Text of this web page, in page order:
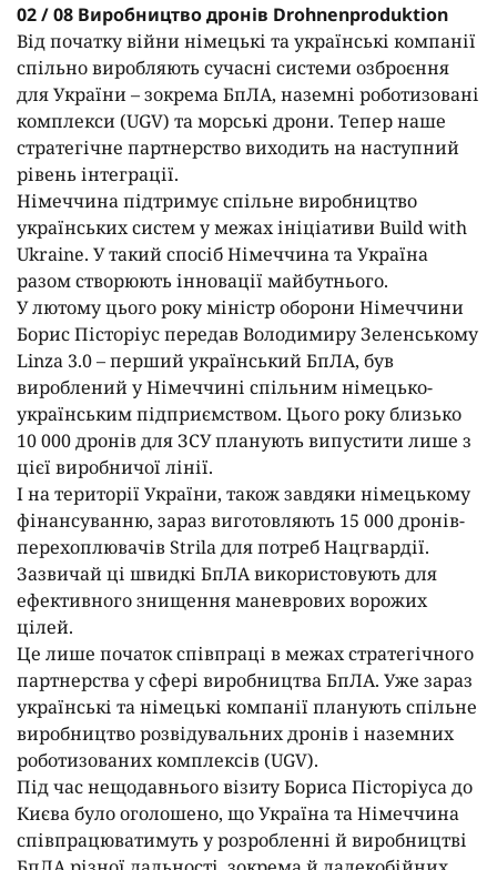
02 / 08 Виробництво дронів Drohnenproduktion
Від початку війни німецькі та українські компанії
спільно виробляють сучасні системи озброєння
для України – зокрема БпЛА, наземні роботизовані
комплекси (UGV) та морські дрони. Тепер наше
стратегічне партнерство виходить на наступний
рівень інтеграції.
Німеччина підтримує спільне виробництво
українських систем у межах ініціативи Build with
Ukraine. У такий спосіб Німеччина та Україна
разом створюють інновації майбутнього.
У лютому цього року міністр оборони Німеччини
Борис Пісторіус передав Володимиру Зеленському
Linza 3.0 – перший український БпЛА, був
вироблений у Німеччині спільним німецько-
українським підприємством. Цього року близько
10 000 дронів для ЗСУ планують випустити лише з
цієї виробничої лінії.
І на території України, також завдяки німецькому
фінансуванню, зараз виготовляють 15 000 дронів-
перехоплювачів Strila для потреб Нацгвардії.
Зазвичай ці швидкі БпЛА використовують для
ефективного знищення маневрових ворожих
цілей.
Це лише початок співпраці в межах стратегічного
партнерства у сфері виробництва БпЛА. Уже зараз
українські та німецькі компанії планують спільне
виробництво розвідувальних дронів і наземних
роботизованих комплексів (UGV).
Під час нещодавнього візиту Бориса Пісторіуса до
Києва було оголошено, що Україна та Німеччина
співпрацюватимуть у розробленні й виробництві